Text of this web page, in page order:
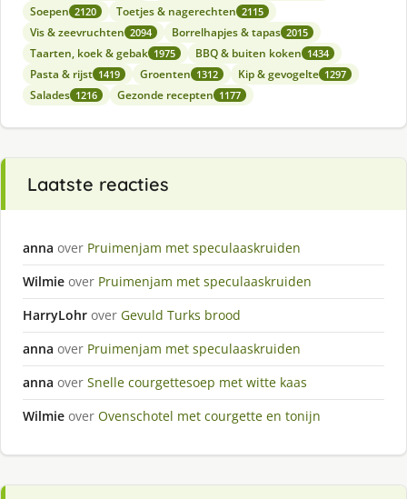
Soepen 2120 Toetjes & nagerechten 2115
Vis & zeevruchten 2094 Borrelhapjes & tapas 2015
Taarten, koek & gebak 1975 BBQ & buiten koken 1434
Pasta & rijst 1419 Groenten 1312 Kip & gevogelte 1297
Salades 1216 Gezonde recepten 1177
Laatste reacties
anna over Pruimenjam met speculaaskruiden
Wilmie over Pruimenjam met speculaaskruiden
HarryLohr over Gevuld Turks brood
anna over Pruimenjam met speculaaskruiden
anna over Snelle courgettesoep met witte kaas
Wilmie over Ovenschotel met courgette en tonijn